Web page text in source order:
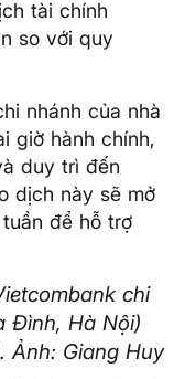
tài chính
so với quy
nhánh của nhà
giờ hành chính,
duy trì đến
dịch này sẽ mở
để hỗ trợ
chi
Đình, Hà Nội)
Ảnh: Giang Huy